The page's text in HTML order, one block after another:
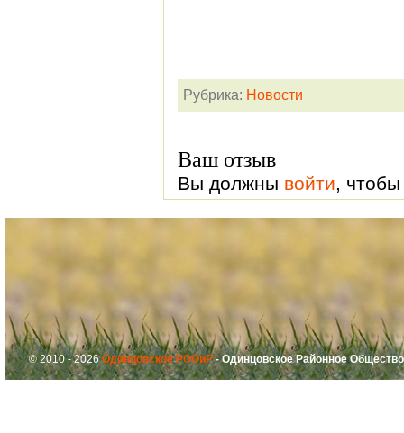
Рубрика: Новости
Ваш отзыв
Вы должны войти,
© 2010 - 2026Одинцовское РООиР- Одинцовское Районное